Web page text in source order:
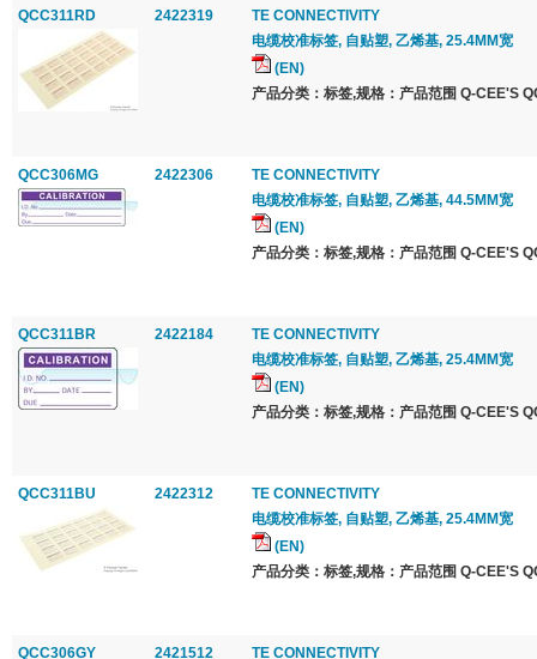
QCC311RD 2422319
TE CONNECTIVITY
电缆校准标签, 自贴塑, 乙烯基, 25.4MM宽
(EN)
产品分类：标签,规格：产品范围 Q-CEE'S
QCC306MG 2422306
TE CONNECTIVITY
电缆校准标签, 自贴塑, 乙烯基, 44.5MM宽
(EN)
产品分类：标签,规格：产品范围 Q-CEE'S
QCC311BR 2422184
TE CONNECTIVITY
电缆校准标签, 自贴塑, 乙烯基, 25.4MM宽
(EN)
产品分类：标签,规格：产品范围 Q-CEE'S
QCC311BU 2422312
TE CONNECTIVITY
电缆校准标签, 自贴塑, 乙烯基, 25.4MM宽
(EN)
产品分类：标签,规格：产品范围 Q-CEE'S
QCC306GY 2421512 TE CONNECTIVITY